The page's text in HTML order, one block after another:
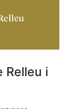
Relleu i